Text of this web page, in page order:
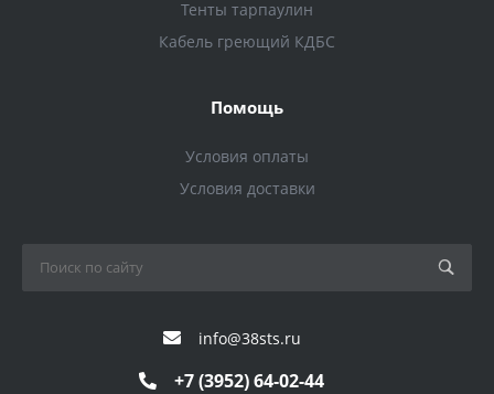
Тенты тарпаулин
Кабель греющий КДБС
Помощь
Условия оплаты
Условия доставки
info@38sts.ru
+7 (3952) 64-02-44